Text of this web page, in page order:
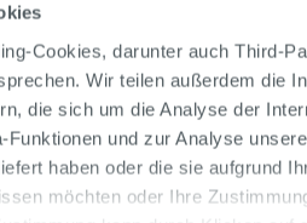
Cookies, darunter auch Third-
Wir teilen außerdem die
die sich um die Analyse der
Funktionen und zur Analyse
haben oder die sie aufgrund
möchten oder Ihre